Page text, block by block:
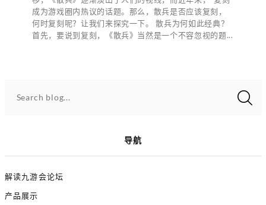
成为游戏圈内热议的话题。那么，散兵是否应该复刻，
何时复刻呢？让我们来探究一下。 散兵为何如此经典？
首先，要说到复刻，《散兵》当然是一个不容忽视的题...
Search blog...
导航
解读九游会论坛
产品展示